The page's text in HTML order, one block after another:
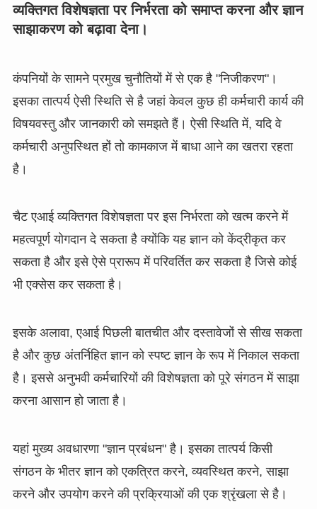
व्यक्तिगत विशेषज्ञता पर निर्भरता को समाप्त करना और ज्ञान
साझाकरण को बढ़ावा देना।
कंपनियों के सामने प्रमुख चुनौतियों में से एक है "निजीकरण"।
इसका तात्पर्य ऐसी स्थिति से है जहां केवल कुछ ही कर्मचारी कार्य की
विषयवस्तु और जानकारी को समझते हैं। ऐसी स्थिति में, यदि वे
कर्मचारी अनुपस्थित हों तो कामकाज में बाधा आने का खतरा रहता
है।
चैट एआई व्यक्तिगत विशेषज्ञता पर इस निर्भरता को खत्म करने में
महत्वपूर्ण योगदान दे सकता है क्योंकि यह ज्ञान को केंद्रीकृत कर
सकता है और इसे ऐसे प्रारूप में परिवर्तित कर सकता है जिसे कोई
भी एक्सेस कर सकता है।
इसके अलावा, एआई पिछली बातचीत और दस्तावेजों से सीख सकता
है और कुछ अंतर्निहित ज्ञान को स्पष्ट ज्ञान के रूप में निकाल सकता
है। इससे अनुभवी कर्मचारियों की विशेषज्ञता को पूरे संगठन में साझा
करना आसान हो जाता है।
यहां मुख्य अवधारणा "ज्ञान प्रबंधन" है। इसका तात्पर्य किसी
संगठन के भीतर ज्ञान को एकत्रित करने, व्यवस्थित करने, साझा
करने और उपयोग करने की प्रक्रियाओं की एक श्रृंखला से है।